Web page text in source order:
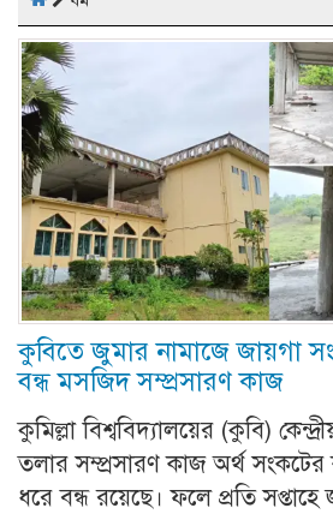
কুবিতে জুমার নামাজে জায়গা
বন্ধ মসজিদ সম্প্রসারণ কাজ
কুমিল্লা বিশ্ববিদ্যালয়ের (কুবি)
তলার সম্প্রসারণ কাজ অর্থ
ধরে বন্ধ রয়েছে। ফলে প্রতি